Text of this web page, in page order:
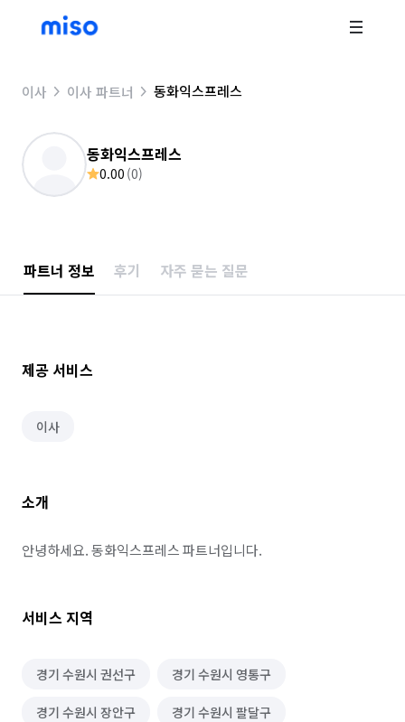
이사 이사 파트너 동화익스프레스
동화익스프레스
0.00 (0)
파트너 정보 후기 자주 묻는 질문
제공 서비스
이사
소개
안녕하세요. 동화익스프레스 파트너입니다.
서비스 지역
경기 수원시 권선구 경기 수원시 영통구
경기 수원시 장안구 경기 수원시 팔달구